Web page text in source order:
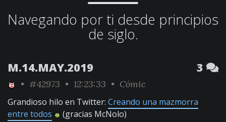
Navegando por ti desde principios
de siglo.
M.14.MAY.2019 3
• #42973 • 12:23:33 • Cómic
Grandioso hilo en Twitter: Creando una mazmorra
entre todos
(gracias McNolo)